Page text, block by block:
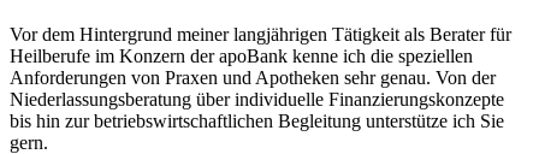
Vor dem Hintergrund meiner langjährigen Tätigkeit als Berater für
Heilberufe im Konzern der apoBank kenne ich die speziellen
Anforderungen von Praxen und Apotheken sehr genau. Von der
Niederlassungsberatung über individuelle Finanzierungskonzepte
bis hin zur betriebswirtschaftlichen Begleitung unterstütze ich Sie
gern.